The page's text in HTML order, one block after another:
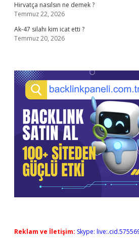
Hirvatça nasılsın ne demek ?
Temmuz 22, 2026
Ak-47 silahı kim icat etti ?
Temmuz 20, 2026
Reklam ve İletişim: Skype: